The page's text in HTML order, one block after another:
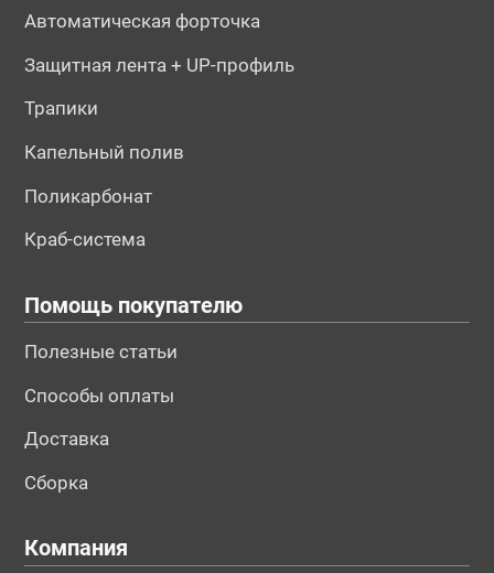
Автоматическая форточка
Защитная лента + UP-профиль
Трапики
Капельный полив
Поликарбонат
Краб-система
Помощь покупателю
Полезные статьи
Способы оплаты
Доставка
Сборка
Компания